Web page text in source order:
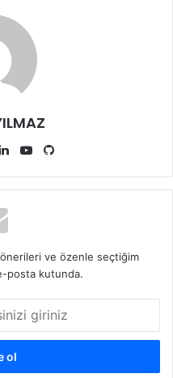
LinkedInYouTube
ve özenle seçtiğim
posta kutunda.